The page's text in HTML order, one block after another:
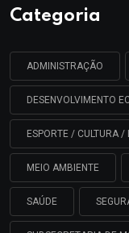
Categoria
ADMINISTRAÇÃO
DESENVOLVIMENTO
ESPORTE / CULTURA /
MEIO AMBIENTE
SAÚDE